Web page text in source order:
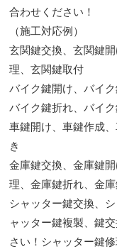
合わせください！
（施工対応例）
玄関鍵交換、玄関鍵
理、玄関鍵取付
バイク鍵開け、バイ
バイク鍵折れ、バイク
車鍵開け、車鍵作成
き
金庫鍵交換、金庫鍵
理、金庫鍵折れ、金庫
シャッター鍵交換、
ャッター鍵複製、鍵
さい！シャッター鍵